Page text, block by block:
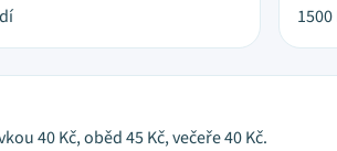
1500
40 Kč, oběd 45 Kč, večeře 40 Kč.